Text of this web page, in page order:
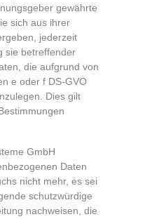
gewährte
sich aus ihrer
jederzeit
sie betreffender
die aufgrund von
e oder f DS-GVO
Dies gilt
GmbH
Daten
nicht mehr, es sei
schutzwürdige
nachweisen, die